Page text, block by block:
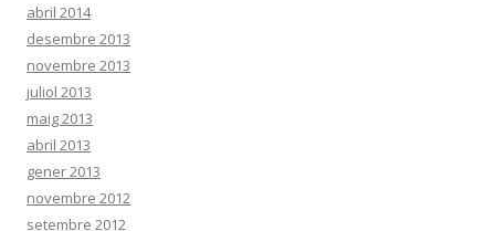
abril 2014
desembre 2013
novembre 2013
juliol 2013
maig 2013
abril 2013
gener 2013
novembre 2012
setembre 2012